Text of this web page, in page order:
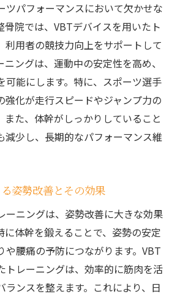
ツパフォーマンスにおいて欠かせな
骨院では、VBTデバイスを用いたト
利用者の競技力向上をサポートして
ングは、運動中の安定性を高め、
可能にします。特に、スポーツ選手
強化が走行スピードやジャンプ力の
また、体幹がしっかりしていること
減少し、長期的なパフォーマンス維
姿勢改善とその効果
ーニングは、姿勢改善に大きな効果
に体幹を鍛えることで、姿勢の安定
や腰痛の予防につながります。VBT
トレーニングは、効率的に筋肉を活
ランスを整えます。これにより、日